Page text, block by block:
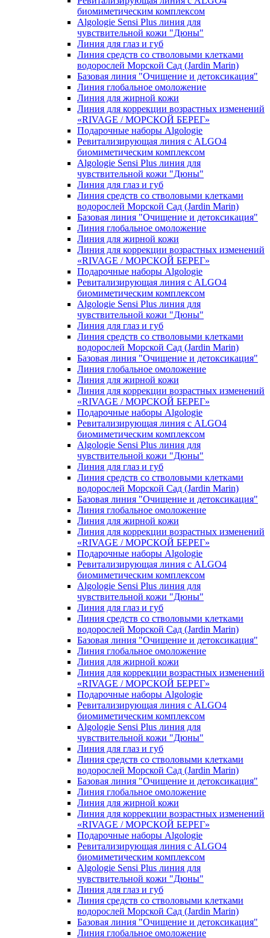
биомиметическим комплексом
Algologie Sensi Plus линия для
чувcтвительной кожи "Дюны"
Линия для глаз и губ
Линия средств со стволовыми клетками
водорослей Морской Сад (Jardin Marin)
Базовая линия "Очищение и детоксикация"
Линия глобальное омоложение
Линия для жирной кожи
Линия для коррекции возрастных изменений
«RIVAGE / МОРСКОЙ БЕРЕГ»
Подарочные наборы Algologie
Ревитализирующая линия с ALGO4
биомиметическим комплексом
Algologie Sensi Plus линия для
чувcтвительной кожи "Дюны"
Линия для глаз и губ
Линия средств со стволовыми клетками
водорослей Морской Сад (Jardin Marin)
Базовая линия "Очищение и детоксикация"
Линия глобальное омоложение
Линия для жирной кожи
Линия для коррекции возрастных изменений
«RIVAGE / МОРСКОЙ БЕРЕГ»
Подарочные наборы Algologie
Ревитализирующая линия с ALGO4
биомиметическим комплексом
Algologie Sensi Plus линия для
чувcтвительной кожи "Дюны"
Линия для глаз и губ
Линия средств со стволовыми клетками
водорослей Морской Сад (Jardin Marin)
Базовая линия "Очищение и детоксикация"
Линия глобальное омоложение
Линия для жирной кожи
Линия для коррекции возрастных изменений
«RIVAGE / МОРСКОЙ БЕРЕГ»
Подарочные наборы Algologie
Ревитализирующая линия с ALGO4
биомиметическим комплексом
Algologie Sensi Plus линия для
чувcтвительной кожи "Дюны"
Линия для глаз и губ
Линия средств со стволовыми клетками
водорослей Морской Сад (Jardin Marin)
Базовая линия "Очищение и детоксикация"
Линия глобальное омоложение
Линия для жирной кожи
Линия для коррекции возрастных изменений
«RIVAGE / МОРСКОЙ БЕРЕГ»
Подарочные наборы Algologie
Ревитализирующая линия с ALGO4
биомиметическим комплексом
Algologie Sensi Plus линия для
чувcтвительной кожи "Дюны"
Линия для глаз и губ
Линия средств со стволовыми клетками
водорослей Морской Сад (Jardin Marin)
Базовая линия "Очищение и детоксикация"
Линия глобальное омоложение
Линия для жирной кожи
Линия для коррекции возрастных изменений
«RIVAGE / МОРСКОЙ БЕРЕГ»
Подарочные наборы Algologie
Ревитализирующая линия с ALGO4
биомиметическим комплексом
Algologie Sensi Plus линия для
чувcтвительной кожи "Дюны"
Линия для глаз и губ
Линия средств со стволовыми клетками
водорослей Морской Сад (Jardin Marin)
Базовая линия "Очищение и детоксикация"
Линия глобальное омоложение
Линия для жирной кожи
Линия для коррекции возрастных изменений
«RIVAGE / МОРСКОЙ БЕРЕГ»
Подарочные наборы Algologie
Ревитализирующая линия с ALGO4
биомиметическим комплексом
Algologie Sensi Plus линия для
чувcтвительной кожи "Дюны"
Линия для глаз и губ
Линия средств со стволовыми клетками
водорослей Морской Сад (Jardin Marin)
Базовая линия "Очищение и детоксикация"
Линия глобальное омоложение